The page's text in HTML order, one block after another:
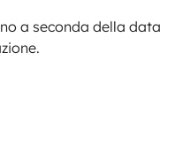
a seconda della data